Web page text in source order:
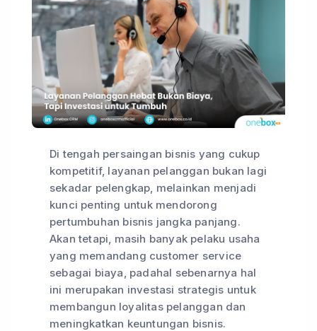
Di tengah persaingan bisnis yang cukup
kompetitif, layanan pelanggan bukan lagi
sekadar pelengkap, melainkan menjadi
kunci penting untuk mendorong
pertumbuhan bisnis jangka panjang.
Akan tetapi, masih banyak pelaku usaha
yang memandang customer service
sebagai biaya, padahal sebenarnya hal
ini merupakan investasi strategis untuk
membangun loyalitas pelanggan dan
meningkatkan keuntungan bisnis.